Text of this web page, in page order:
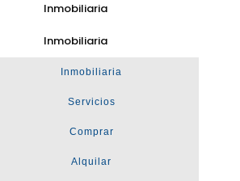
Inmobiliaria
Inmobiliaria
Inmobiliaria
Servicios
Comprar
Alquilar